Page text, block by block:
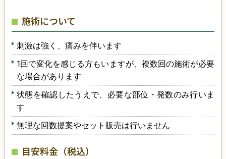
施術について
刺激は強く、痛みを伴います
1回で変化を感じる方もいますが、複数回の施術が必要
な場合があります
状態を確認したうえで、必要な部位・発数のみ行いま
す
無理な回数提案やセット販売は行いません
目安料金（税込）